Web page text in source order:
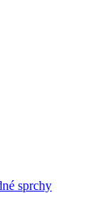
sprchy